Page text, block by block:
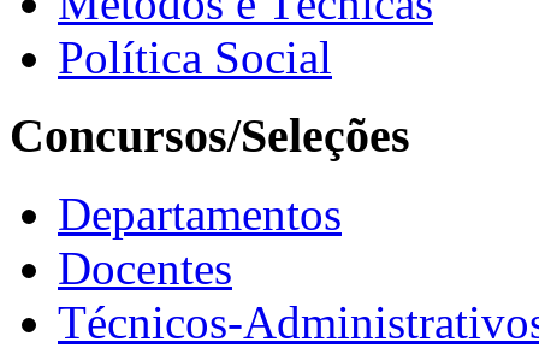
Política Social
Concursos/Seleções
Departamentos
Docentes
Técnicos-